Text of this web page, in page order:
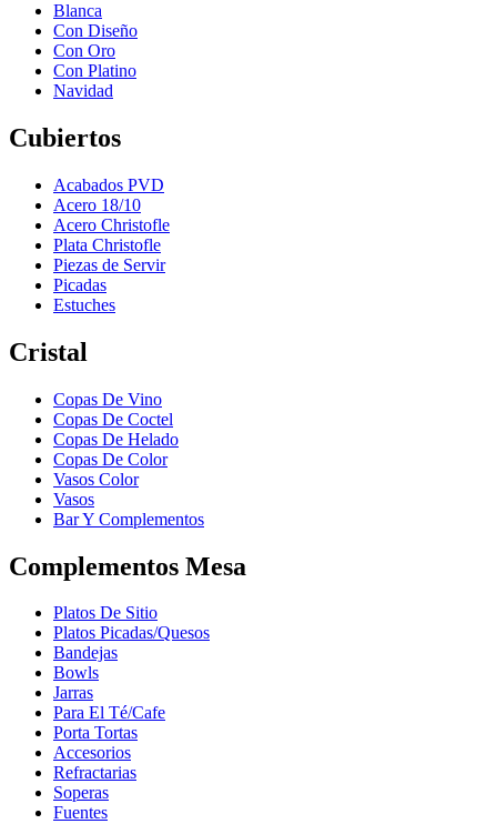
Blanca
Con Diseño
Con Oro
Con Platino
Navidad
Cubiertos
Acabados PVD
Acero 18/10
Acero Christofle
Plata Christofle
Piezas de Servir
Picadas
Estuches
Cristal
Copas De Vino
Copas De Coctel
Copas De Helado
Copas De Color
Vasos Color
Vasos
Bar Y Complementos
Complementos Mesa
Platos De Sitio
Platos Picadas/Quesos
Bandejas
Bowls
Jarras
Para El Té/Cafe
Porta Tortas
Accesorios
Refractarias
Soperas
Fuentes